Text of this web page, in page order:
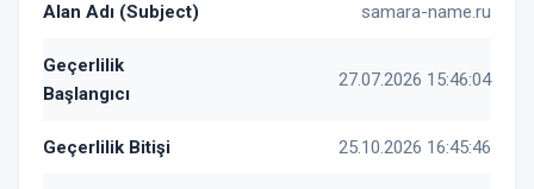
Alan Adı (Subject) samara-name.ru
Geçerlilik
Başlangıcı
27.07.2026 15:46:04
Geçerlilik Bitişi 25.10.2026 16:45:46